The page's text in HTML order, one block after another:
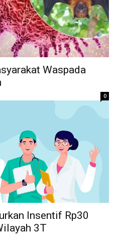
Waspada
0
Insentif Rp30
3T